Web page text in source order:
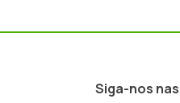
Siga-nos